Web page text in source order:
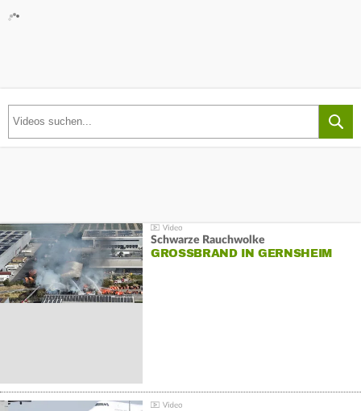
Schwarze Rauchwolke
GROSSBRAND IN GERNSHEIM